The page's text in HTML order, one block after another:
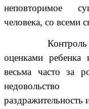
неповторимое
человека, со всеми
Контроль за
оценками
весьма часто за
недовольство
раздражительность